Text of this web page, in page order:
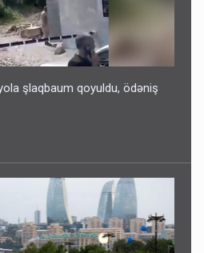
şlaqbaum qoyuldu, ödəniş